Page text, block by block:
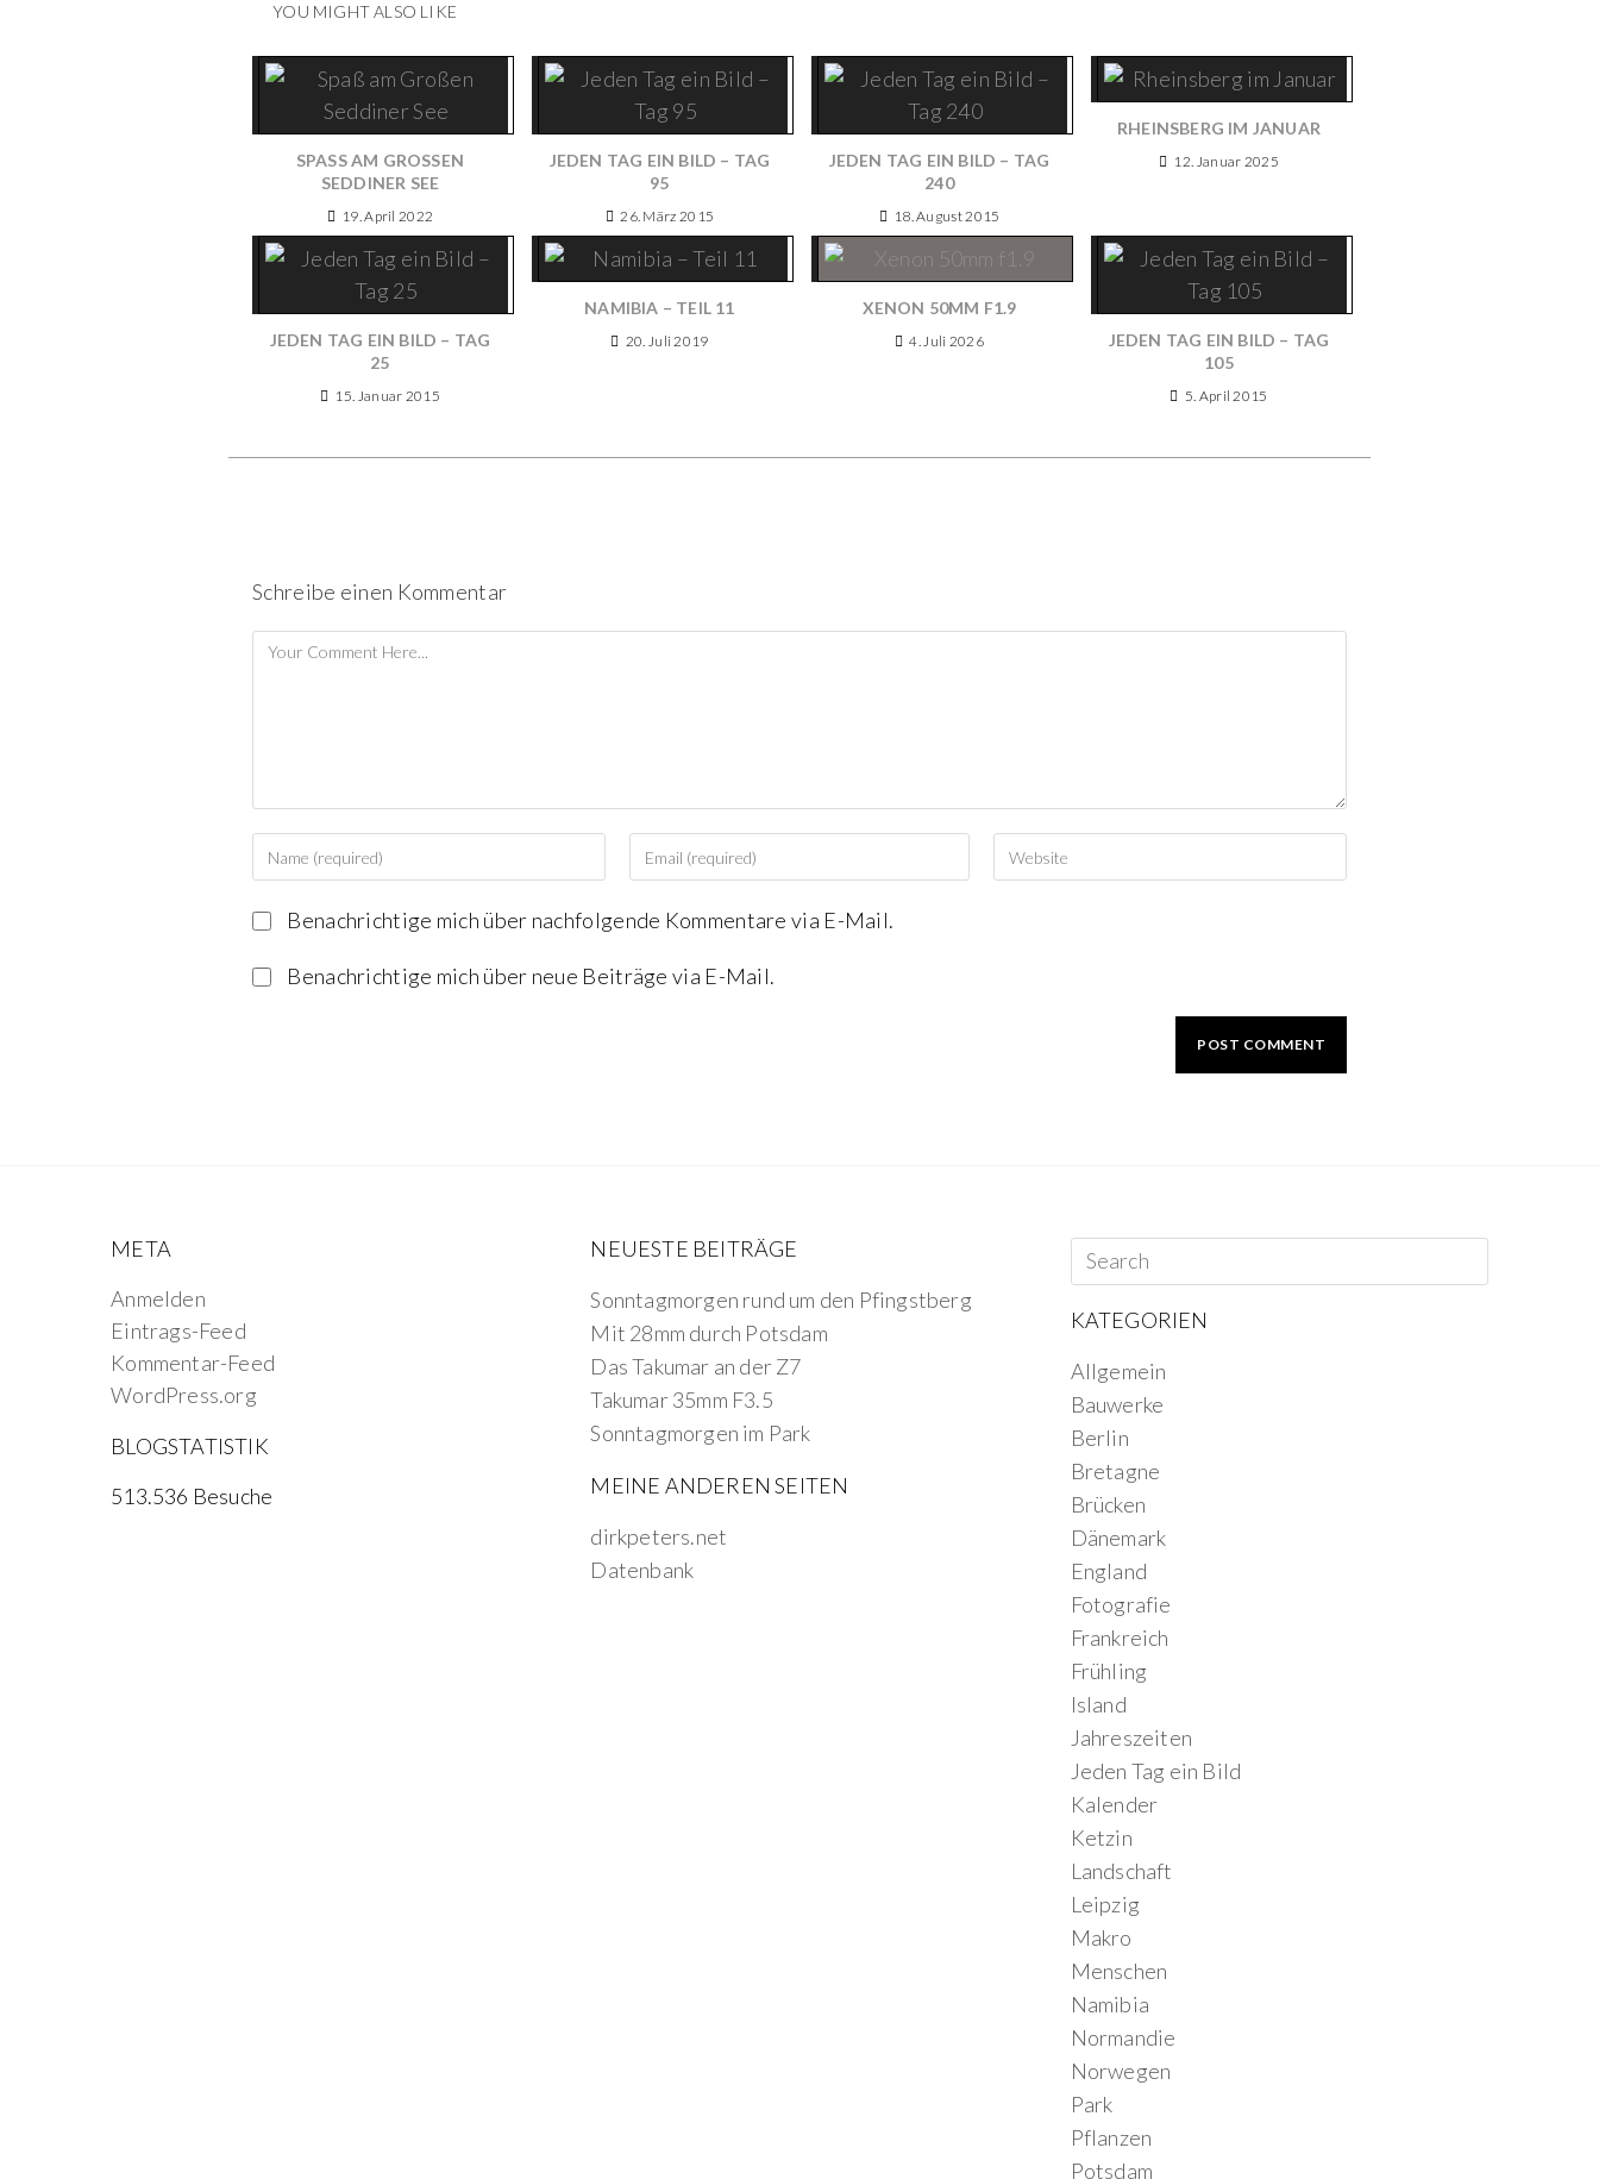
YOU MIGHT ALSO LIKE
SPASS AM GROSSEN SE
DDINER SEE
19. April 2022
JEDEN TAG EIN BILD – TAG
95
26. März 2015
JEDEN TAG EIN BILD – TAG
240
18. August 2015
RHEINSBERG IM JANUAR
12. Januar 2025
JEDEN TAG EIN BILD – TAG
25
15. Januar 2015
NAMIBIA – TEIL 11
20. Juli 2019
XENON 50MM F1.9
4. Juli 2026
JEDEN TAG EIN BILD – TAG
105
5. April 2015
Schreibe einen Kommentar
Benachrichtige mich über nachfolgende Kommentare via E-Mail.
Benachrichtige mich über neue Beiträge via E-Mail.
META
Anmelden
Eintrags-Feed
Kommentar-Feed
WordPress.org
BLOGSTATISTIK
513.536 Besuche
NEUESTE BEITRÄGE
Sonntagmorgen rund um den Pfingstberg
Mit 28mm durch Potsdam
Das Takumar an der Z7
Takumar 35mm F3.5
Sonntagmorgen im Park
MEINE ANDEREN SEITEN
dirkpeters.net
Datenbank
KATEGORIEN
Allgemein
Bauwerke
Berlin
Bretagne
Brücken
Dänemark
England
Fotografie
Frankreich
Frühling
Island
Jahreszeiten
Jeden Tag ein Bild
Kalender
Ketzin
Landschaft
Leipzig
Makro
Menschen
Namibia
Normandie
Norwegen
Park
Pflanzen
Potsdam